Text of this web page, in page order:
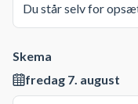
Du står selv for
Skema
fredag 7. august